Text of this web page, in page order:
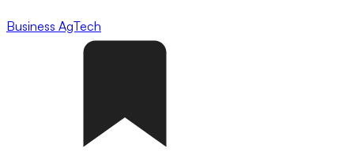
Business AgTech